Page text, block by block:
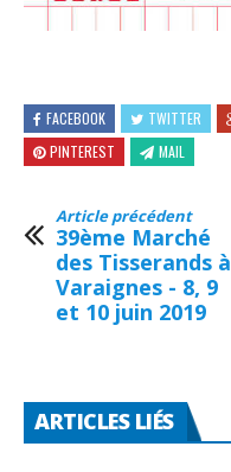
FACEBOOK TWITTER
PINTEREST
MAIL
Article précédent
39ème Marché
des Tisserands à
Varaignes - 8, 9
et 10 juin 2019
ARTICLES LIÉS